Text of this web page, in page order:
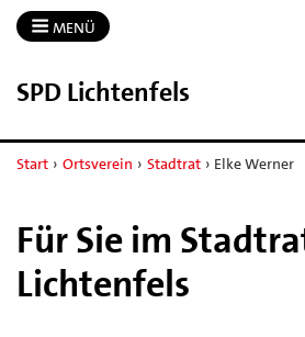
MENÜ
SPD Lichtenfels
Start › Ortsverein › Stadtrat › Elke Werner
Für Sie im
Lichtenfels